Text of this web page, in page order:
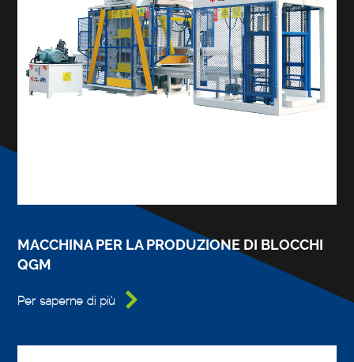
MACCHINA PER LA PRODUZIONE DI BLOCCHI
QGM
Per saperne di più 